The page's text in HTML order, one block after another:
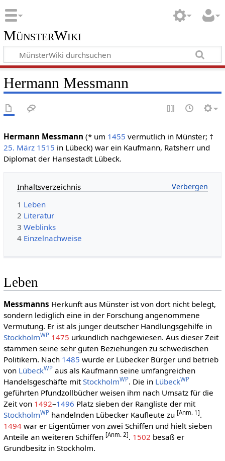
MünsterWiki
Hermann Messmann
Hermann Messmann (* um 1455 vermutlich in Münster; †
25. März 1515 in Lübeck) war ein Kaufmann, Ratsherr und
Diplomat der Hansestadt Lübeck.
Inhaltsverzeichnis
1 Leben
2 Literatur
3 Weblinks
4 Einzelnachweise
Leben
Messmanns Herkunft aus Münster ist von dort nicht belegt,
sondern lediglich eine in der Forschung angenommene
Vermutung. Er ist als junger deutscher Handlungsgehilfe in
StockholmWP 1475 urkundlich nachgewiesen. Aus dieser Zeit
stammen seine sehr guten Beziehungen zu schwedischen
Politikern. Nach 1485 wurde er Lübecker Bürger und betrieb
von LübeckWPaus als Kaufmann seine umfangreichen
Handelsgeschäfte mitStockholmWP. Die in LübeckWP
geführten Pfundzollbücher weisen ihm nach Umsatz für die
Zeit von 1492–1496 Platz sieben der Rangliste der mit
StockholmWPhandelnden Lübecker Kaufleute zu [Anm. 1].
1494war er Eigentümer von zwei Schiffen und hielt sieben
Anteile an weiteren Schiffen [Anm. 2]. 1502 besaß er
Grundbesitz in Stockholm.